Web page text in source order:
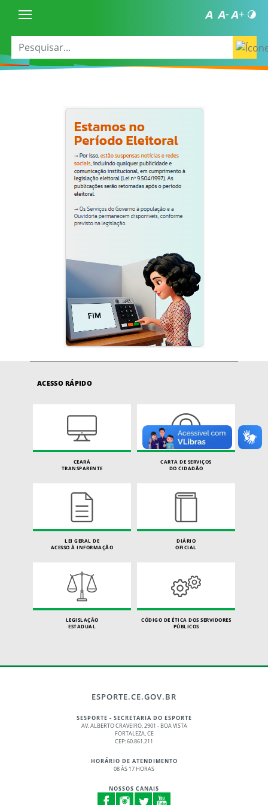
ACESSO RÁPIDO
CEARÁ
TRANSPARENTE
CARTA DE SERVIÇOS
DO CIDADÃO
LEI GERAL DE
ACESSO À INFORMAÇÃO
DIÁRIO
OFICIAL
LEGISLAÇÃO
ESTADUAL
CÓDIGO DE ÉTICA DOS SERVIDORES
PÚBLICOS
ESPORTE.CE.GOV.BR
SESPORTE - SECRETARIA DO ESPORTE
AV. ALBERTO CRAVEIRO, 2901 - BOA VISTA
FORTALEZA, CE
CEP: 60.861.211
HORÁRIO DE ATENDIMENTO
08 ÀS 17 HORAS
NOSSOS CANAIS